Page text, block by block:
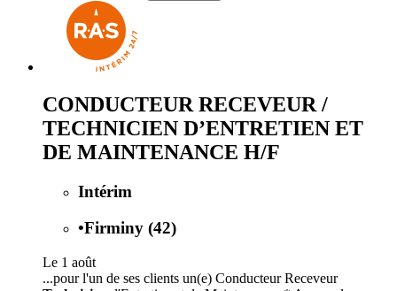
CONDUCTEUR RECEVEUR /
TECHNICIEN D’ENTRETIEN ET
DE MAINTENANCE H/F
Intérim
•Firminy (42)
Le 1 août
...pour l'un de ses clients un(e) Conducteur Receveur